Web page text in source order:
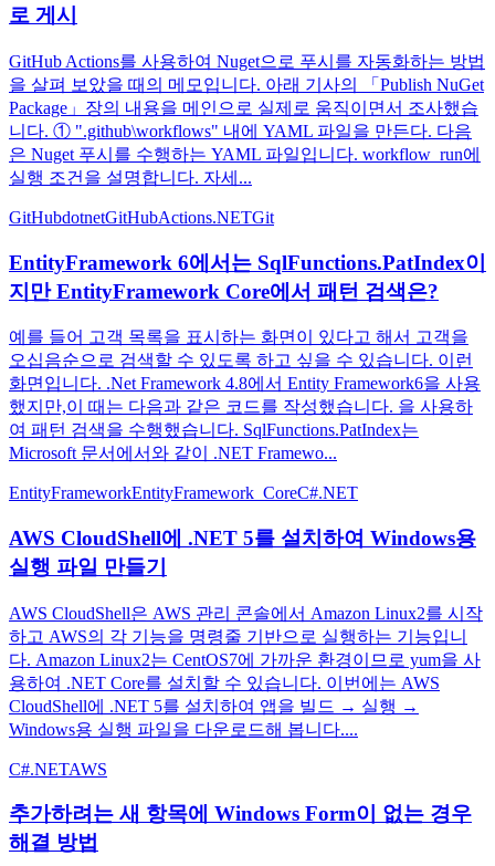
로 게시
GitHub Actions를 사용하여 Nuget으로 푸시를 자동화하는 방법
을 살펴 보았을 때의 메모입니다. 아래 기사의 「Publish NuGet
Package」장의 내용을 메인으로 실제로 움직이면서 조사했습
니다. ① ".github\workflows" 내에 YAML 파일을 만든다. 다음
은 Nuget 푸시를 수행하는 YAML 파일입니다. workflow_run에
실행 조건을 설명합니다. 자세...
GitHubdotnetGitHubActions.NETGit
EntityFramework 6에서는 SqlFunctions.PatIndex이
지만 EntityFramework Core에서 패턴 검색은?
예를 들어 고객 목록을 표시하는 화면이 있다고 해서 고객을
오십음순으로 검색할 수 있도록 하고 싶을 수 있습니다. 이런
화면입니다. .Net Framework 4.8에서 Entity Framework6을 사용
했지만,이 때는 다음과 같은 코드를 작성했습니다. 을 사용하
여 패턴 검색을 수행했습니다. SqlFunctions.PatIndex는
Microsoft 문서에서와 같이 .NET Framewo...
EntityFrameworkEntityFramework_CoreC#.NET
AWS CloudShell에 .NET 5를 설치하여 Windows용
실행 파일 만들기
AWS CloudShell은 AWS 관리 콘솔에서 Amazon Linux2를 시작
하고 AWS의 각 기능을 명령줄 기반으로 실행하는 기능입니
다. Amazon Linux2는 CentOS7에 가까운 환경이므로 yum을 사
용하여 .NET Core를 설치할 수 있습니다. 이번에는 AWS
CloudShell에 .NET 5를 설치하여 앱을 빌드 → 실행 →
Windows용 실행 파일을 다운로드해 봅니다....
C#.NETAWS
추가하려는 새 항목에 Windows Form이 없는 경우
해결 방법